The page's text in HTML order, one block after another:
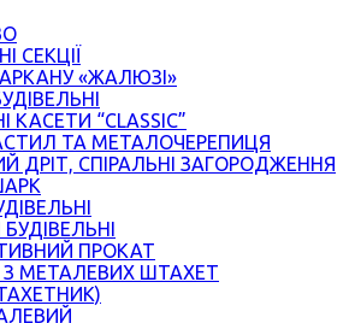
СЕКЦІЇ
«ЖАЛЮЗІ»
КАСЕТИ “CLASSIC”
ТА МЕТАЛОЧЕРЕПИЦЯ
ДРІТ, СПІРАЛЬНІ ЗАГОРОДЖЕННЯ
ПРОКАТ
МЕТАЛЕВИХ ШТАХЕТ